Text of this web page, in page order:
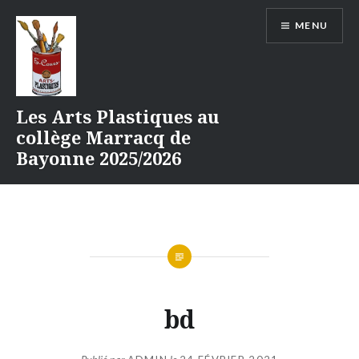
contenu
Les Arts Plastiques au
collège Marracq de
Bayonne 2025/2026
MENU
bd